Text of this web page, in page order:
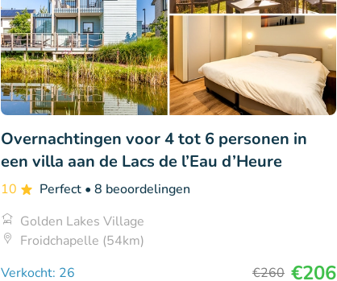
Overnachtingen voor 4 tot 6 personen in
een villa aan de Lacs de l’Eau d’Heure
10 Perfect • 8 beoordelingen
Golden Lakes Village
Froidchapelle (54km)
Verkocht: 26
€260 €206